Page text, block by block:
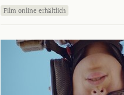
Film online erhältlich